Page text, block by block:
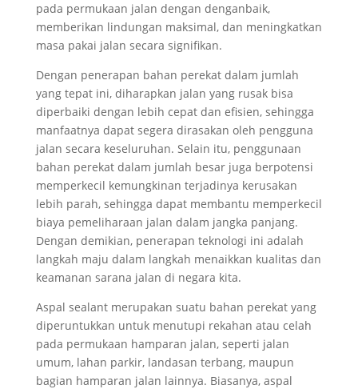
pada permukaan jalan dengan denganbaik,
memberikan lindungan maksimal, dan meningkatkan
masa pakai jalan secara signifikan.
Dengan penerapan bahan perekat dalam jumlah
yang tepat ini, diharapkan jalan yang rusak bisa
diperbaiki dengan lebih cepat dan efisien, sehingga
manfaatnya dapat segera dirasakan oleh pengguna
jalan secara keseluruhan. Selain itu, penggunaan
bahan perekat dalam jumlah besar juga berpotensi
memperkecil kemungkinan terjadinya kerusakan
lebih parah, sehingga dapat membantu memperkecil
biaya pemeliharaan jalan dalam jangka panjang.
Dengan demikian, penerapan teknologi ini adalah
langkah maju dalam langkah menaikkan kualitas dan
keamanan sarana jalan di negara kita.
Aspal sealant merupakan suatu bahan perekat yang
diperuntukkan untuk menutupi rekahan atau celah
pada permukaan hamparan jalan, seperti jalan
umum, lahan parkir, landasan terbang, maupun
bagian hamparan jalan lainnya. Biasanya, aspal